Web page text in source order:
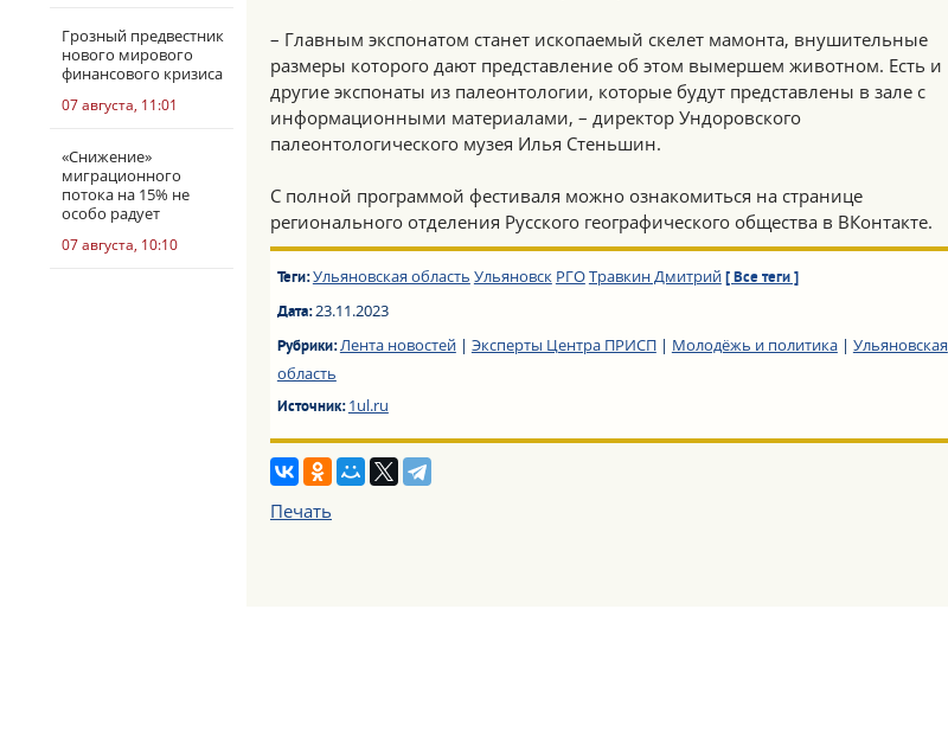
Грозный предвестник
нового мирового
финансового кризиса
07 августа, 11:01
«Снижение»
миграционного
потока на 15% не
особо радует
07 августа, 10:10
– Главным экспонатом станет ископаемый скелет мамонта, внушительные
размеры которого дают представление об этом вымершем животном. Есть и
другие экспонаты из палеонтологии, которые будут представлены в зале с
информационными материалами, – директор Ундоровского
палеонтологического музея Илья Стеньшин.
С полной программой фестиваля можно ознакомиться на странице
регионального отделения Русского географического общества в ВКонтакте.
Теги:Ульяновская область Ульяновск РГОТравкин Дмитрий [ Все теги ]
Дата:23.11.2023
Рубрики:Лента новостей| Эксперты Центра ПРИСП| Молодёжь и политика| Ульяновская
область
Источник:1ul.ru
Печать